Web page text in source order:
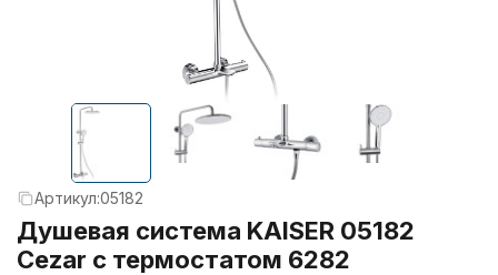
Артикул:05182
Душевая система KAISER 05182
Cezar с термостатом 6282